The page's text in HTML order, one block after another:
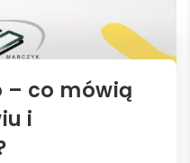
– co mówią
i